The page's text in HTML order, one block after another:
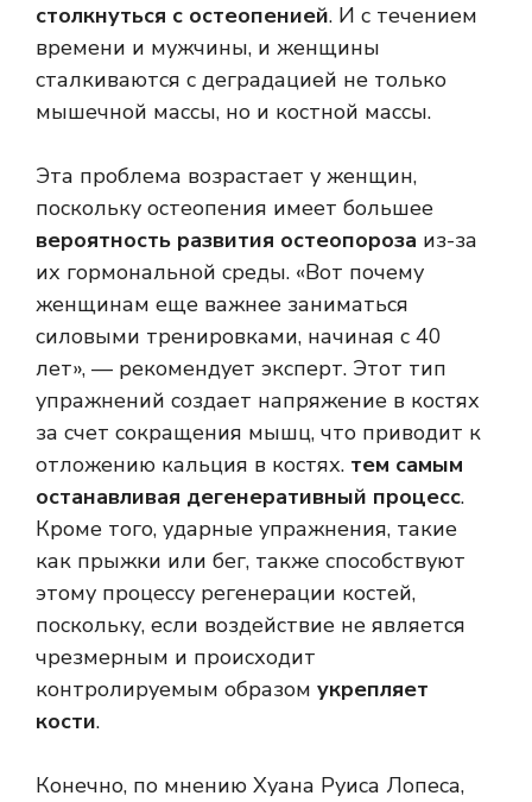
столкнуться с остеопенией. И с течением
времени и мужчины, и женщины
сталкиваются с деградацией не только
мышечной массы, но и костной массы.
Эта проблема возрастает у женщин,
поскольку остеопения имеет большее
вероятность развития остеопороза из-за
их гормональной среды. «Вот почему
женщинам еще важнее заниматься
силовыми тренировками, начиная с 40
лет», — рекомендует эксперт. Этот тип
упражнений создает напряжение в костях
за счет сокращения мышц, что приводит к
отложению кальция в костях. тем самым
останавливая дегенеративный процесс.
Кроме того, ударные упражнения, такие
как прыжки или бег, также способствуют
этому процессу регенерации костей,
поскольку, если воздействие не является
чрезмерным и происходит
контролируемым образом укрепляет
кости.
Конечно, по мнению Хуана Руиса Лопеса,